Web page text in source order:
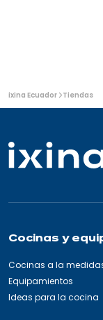
Usted
está
ixina Ecuador Tiendas
Cocinas y
Cocinas a la
Equipamientos
Ideas para la cocina